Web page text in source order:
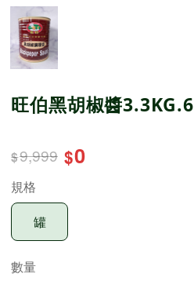
旺伯黑胡椒醬3.3KG.6
$9,999 $0
規格
罐
數量